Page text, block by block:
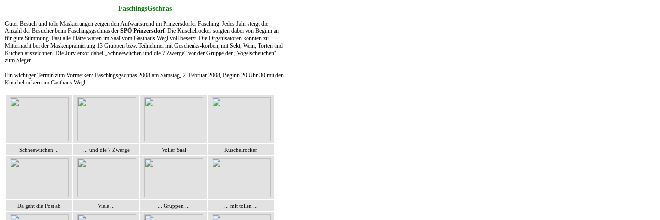
FaschingsGschnas
Guter Besuch und tolle Maskierungen zeigen den Aufwärtstrend im Prinzersdorfer Fasching. Jedes Jahr steigt die
Anzahl der Besucher beim Faschingsgschnas der SPÖ Prinzersdorf. Die Kuschelrocker sorgten dabei von Beginn an
für gute Stimmung. Fast alle Plätze waren im Saal vom Gasthaus Wegl voll besetzt. Die Organisatoren konnten zu
Mitternacht bei der Maskenprämierung 13 Gruppen bzw. Teilnehmer mit Geschenks-körben, mit Sekt, Wein, Torten und
Kuchen auszeichnen. Die Jury erkor dabei „Schneewitchen und die 7 Zwerge“ vor der Gruppe der „Vogelscheuchen“
zum Sieger.
Ein wichtiger Termin zum Vormerken: Faschingsgschnas 2008 am Samstag, 2. Februar 2008, Beginn 20 Uhr 30 mit den
Kuschelrockern im Gasthaus Wegl.
Schneewitchen ... ... und die 7 Zwerge Voller Saal Kuschelrocker
Da geht die Post ab Viele ... ... Gruppen ... ... mit tollen ...